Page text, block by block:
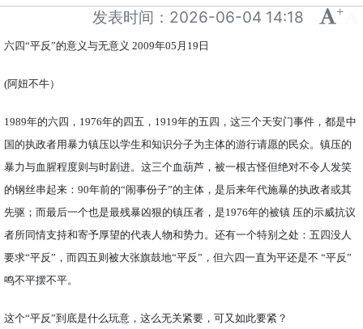
发表时间： 2026-06-04 14:18 +
六四“平反”的意义与无意义 2009年05月19日
(阿妞不牛）
1989年的六四，1976年的四五，1919年的五四，这三个天安门事件，都是中
国的执政者用暴力镇压以学生和知识分子为主体的游行请愿的民众。镇压的
暴力与血腥程度则与时剧进。这三个血葫芦，被一根古怪但绝对不令人发笑
的钢丝串起来：90年前的“闹事份子”的主体，是后来年代施暴的执政者或其
先驱；而最后一个也是最残暴凶狠的镇压者，是1976年的被镇 压的示威抗议
者所同情支持和寄予厚望的代表人物和势力。还有一个特别之处：五四没人
要求“平反”，而四五则被大张旗鼓地“平反”，但六四一直为平还是不 “平反”
鸣不平摆不平。
这个“平反”到底是什么玩意，这么无关紧要，可又如此要紧？